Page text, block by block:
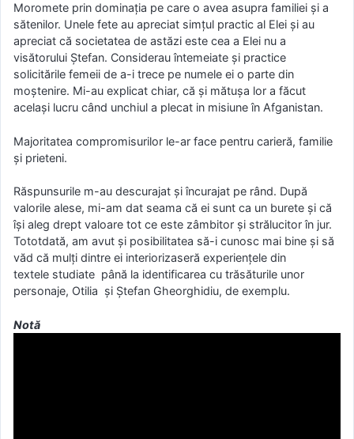
Moromete prin dominaţia pe care o avea asupra familiei şi a
sătenilor. Unele fete au apreciat simţul practic al Elei şi au
apreciat că societatea de astăzi este cea a Elei nu a
visătorului Ştefan. Considerau întemeiate şi practice
solicitările femeii de a-i trece pe numele ei o parte din
moştenire. Mi-au explicat chiar, că şi mătuşa lor a făcut
acelaşi lucru când unchiul a plecat in misiune în Afganistan.
Majoritatea compromisurilor le-ar face pentru carieră, familie
şi prieteni.
Răspunsurile m-au descurajat şi încurajat pe rând. După
valorile alese, mi-am dat seama că ei sunt ca un burete şi că
îşi aleg drept valoare tot ce este zâmbitor şi strălucitor în jur.
Tototdată, am avut şi posibilitatea să-i cunosc mai bine şi să
văd că mulţi dintre ei interiorizaseră experienţele din
textele studiate până la identificarea cu trăsăturile unor
personaje, Otilia şi Ştefan Gheorghidiu, de exemplu.
Notă